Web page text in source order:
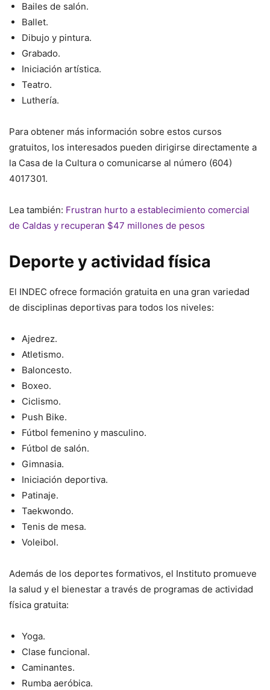
Bailes de salón.
Ballet.
Dibujo y pintura.
Grabado.
Iniciación artística.
Teatro.
Luthería.
Para obtener más información sobre estos cursos
gratuitos, los interesados pueden dirigirse directamente a
la Casa de la Cultura o comunicarse al número (604)
4017301.
Lea también: Frustran hurto a establecimiento comercial
de Caldas y recuperan $47 millones de pesos
Deporte y actividad física
El INDEC ofrece formación gratuita en una gran variedad
de disciplinas deportivas para todos los niveles:
Ajedrez.
Atletismo.
Baloncesto.
Boxeo.
Ciclismo.
Push Bike.
Fútbol femenino y masculino.
Fútbol de salón.
Gimnasia.
Iniciación deportiva.
Patinaje.
Taekwondo.
Tenis de mesa.
Voleibol.
Además de los deportes formativos, el Instituto promueve
la salud y el bienestar a través de programas de actividad
física gratuita:
Yoga.
Clase funcional.
Caminantes.
Rumba aeróbica.